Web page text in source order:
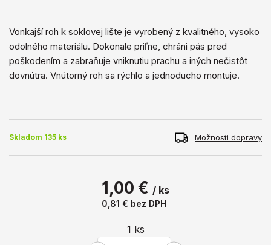
Vonkajší roh k soklovej lište je vyrobený z kvalitného, ​​vysoko
odolného materiálu. Dokonale priľne, chráni pás pred
poškodením a zabraňuje vniknutiu prachu a iných nečistôt
dovnútra. Vnútorný roh sa rýchlo a jednoducho montuje.
Skladom 135 ks Možnosti dopravy
1,00 € / ks
0,81 € bez DPH
1 ks